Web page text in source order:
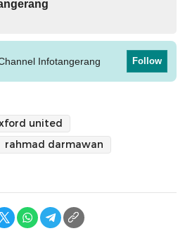
Infotangerang Follow
united
rahmad darmawan